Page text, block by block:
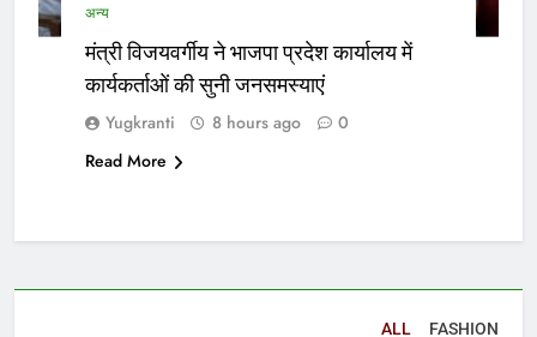
अन्य
मंत्री विजयवर्गीय ने भाजपा प्रदेश कार्यालय में
कार्यकर्ताओं की सुनी जनसमस्याएं
Yugkranti 8 hours ago
0
Read More
ALL
FASHION